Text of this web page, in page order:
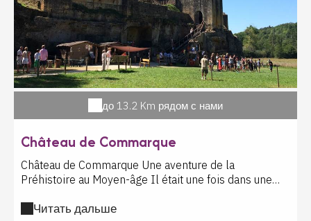
до 13.2 Km рядом с нами
Château de Commarque
Château de Commarque Une aventure de la
Préhistoire au Moyen-âge Il était une fois dans une
où donjons et château fort, troglodytes et grotte
Читать дальше